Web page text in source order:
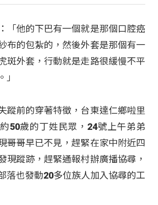
「他的下巴有一個就是那個口腔癌
布的包紮的，然後外套是那個有一
斑外套，行動就是走路很緩慢不平
」
蹤前的穿著特徵，台東達仁鄉啦里
50歲的丁姓民眾，24號上午弟弟
哥哥早已不見，趕緊在家中附近四
現蹤跡，趕緊通報村辦廣播協尋，
落也發動20多位族人加入協尋的工